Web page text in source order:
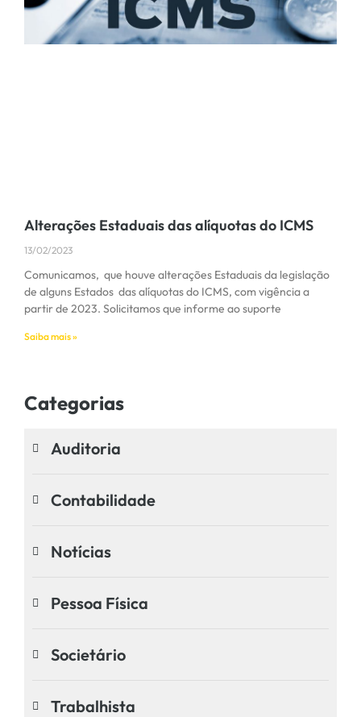
Alterações Estaduais das alíquotas do ICMS
13/02/2023
Comunicamos, que houve alterações Estaduais da legislação
de alguns Estados das alíquotas do ICMS, com vigência a
partir de 2023. Solicitamos que informe ao suporte
Saiba mais »
Categorias
Auditoria
Contabilidade
Notícias
Pessoa Física
Societário
Trabalhista